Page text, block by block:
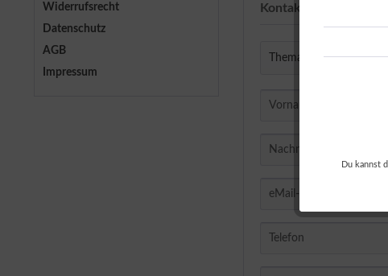
Du kannst
Widerrufsrecht
Datenschutz
AGB
Impressum
Kontaktformular